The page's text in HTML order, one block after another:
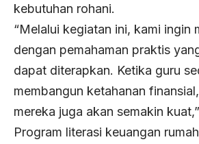
kebutuhan rohani.
“Melalui kegiatan ini, kami ingin
dengan pemahaman praktis
dapat diterapkan. Ketika guru
membangun ketahanan
mereka juga akan semakin
Program literasi keuangan